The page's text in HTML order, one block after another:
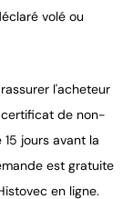
volé ou
l'acheteur
certificat de non-
jours avant la
est gratuite
en ligne.